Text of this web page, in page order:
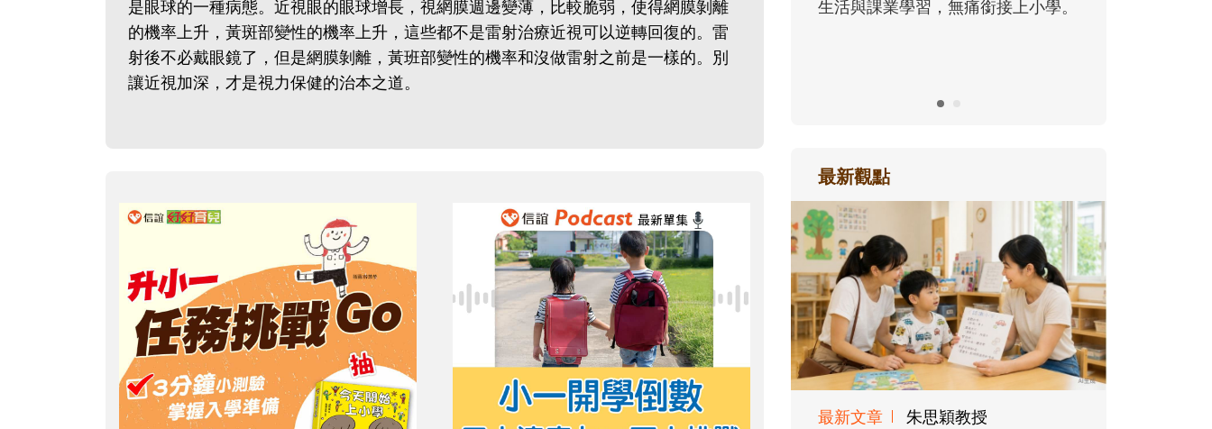
是眼球的一種病態。近視眼的眼球增長，視網膜週邊變薄，比較脆弱，使得網膜剝離
的機率上升，黃斑部變性的機率上升，這些都不是雷射治療近視可以逆轉回復的。雷
射後不必戴眼鏡了，但是網膜剝離，黃班部變性的機率和沒做雷射之前是一樣的。別
讓近視加深，才是視力保健的治本之道。
生活與課業學習，無痛銜接上小學。
最新觀點
最新文章 朱思穎教授